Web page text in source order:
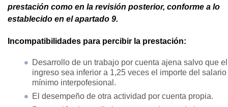
prestación como en la revisión posterior, conforme a lo
establecido en el apartado 9.
Incompatibilidades para percibir la prestación:
Desarrollo de un trabajo por cuenta ajena salvo que el
ingreso sea inferior a 1,25 veces el importe del salario
mínimo interpofesional.
El desempeño de otra actividad por cuenta propia.